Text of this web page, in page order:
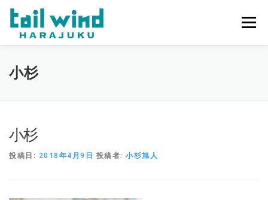
メニュー
ホーム
小杉
小杉
投稿日: 2018年4月9日 投稿者: 小杉旭人